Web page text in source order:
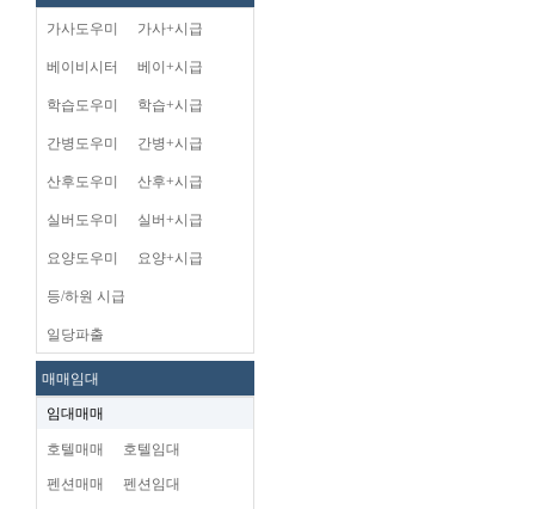
가사도우미 가사+시급
베이비시터 베이+시급
학습도우미 학습+시급
간병도우미 간병+시급
산후도우미 산후+시급
실버도우미 실버+시급
요양도우미 요양+시급
등/하원 시급
일당파출
매매임대
임대매매
호텔매매 호텔임대
펜션매매 펜션임대